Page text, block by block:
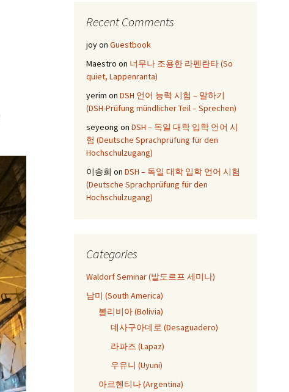
Recent Comments
joyon Guestbook
Maestro on 너무나 조용한 라펜란타 (So
quiet, Lappenranta)
yerim on DSH 언어 능력 시험 – 말하기
(DSH-Prüfung mündlicher Teil – Sprechen)
seyeong on DSH – 독일 대학 입학 언어 시
험 (Deutsche Sprachprüfung für den
Hochschulzugang)
이송희 on DSH – 독일 대학 입학 언어 시험
(Deutsche Sprachprüfung für den
Hochschulzugang)
Categories
Waldorf Seminar (발도르프 세미나)
남미 (South America)
볼리비아 (Bolivia)
데사구아데로 (Desaguadero)
라파즈 (Lapaz)
우유니 (Uyuni)
아르헨티나 (Argentina)